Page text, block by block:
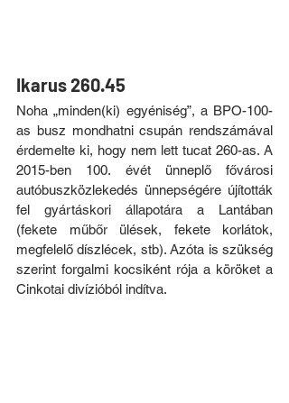
Ikarus 260.45
Noha „minden(ki) egyéniség”, a BPO-100-
as busz mondhatni csupán rendszámával
érdemelte ki, hogy nem lett tucat 260-as. A
2015-ben 100. évét ünneplő fővárosi
autóbuszközlekedés ünnepségére újították
fel gyártáskori állapotára a Lantában
(fekete műbőr ülések, fekete korlátok,
megfelelő díszlécek, stb). Azóta is szükség
szerint forgalmi kocsiként rója a köröket a
Cinkotai divízióból indítva.